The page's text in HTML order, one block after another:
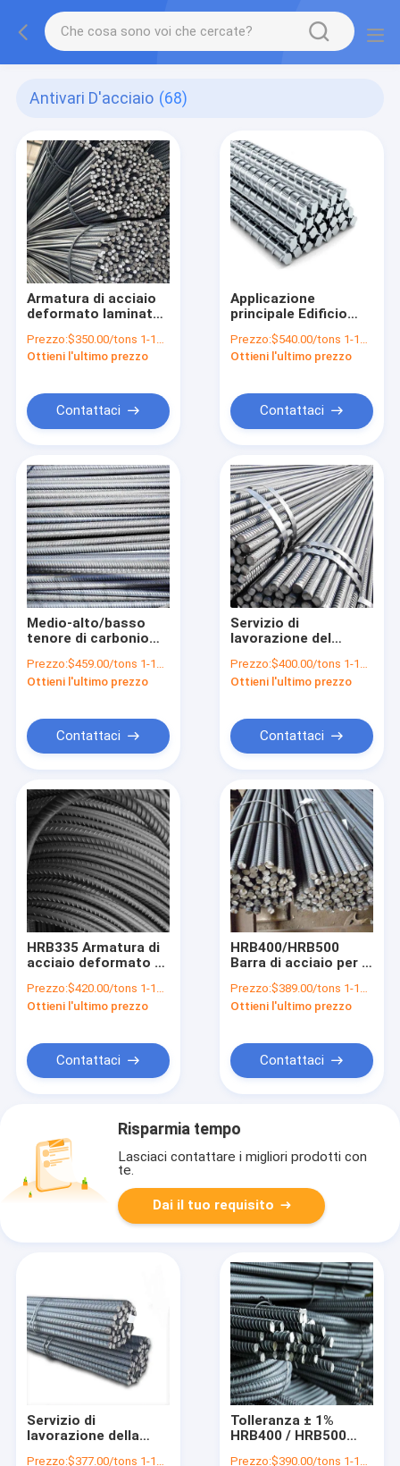
Antivari D'acciaio (68)
Armatura di acciaio
deformato laminato
DIN488 6m 9m 18m a
fini di rinforzo
Prezzo:$350.00/tons 1-19 tons
Ottieni l'ultimo prezzo
Contattaci
Applicazione
principale Edificio
Carbon Steel Rebar
BS449 B500b DIN488
Prezzo:$540.00/tons 1-19 tons
Ottieni l'ultimo prezzo
Contattaci
Medio-alto/basso
tenore di carbonio
HRB500 Rondo
rinforzo di legno di
infrastrutturali
Prezzo:$459.00/tons 1-19 tons
Ottieni l'ultimo prezzo
Contattaci
Servizio di
lavorazione del
di grado HRB500 per
piegatura e rinforzo
Prezzo:$400.00/tons 1-19 tons
Ottieni l'ultimo prezzo
Contattaci
HRB335 Armatura di
acciaio deformato a
carbonio per la
costruzione di ponti
Prezzo:$420.00/tons 1-19 tons
Ottieni l'ultimo prezzo
Contattaci
HRB400/HRB500
Barra di acciaio per la
rinforzato in
calcestruzzo ASTM
Prezzo:$389.00/tons 1-19 tons
Ottieni l'ultimo prezzo
Contattaci
Risparmia tempo
Lasciaci contattare i migliori prodotti con
te.
Dai il tuo requisito
Servizio di
lavorazione della
Prezzo:$377.00/tons 1-19 tons
Tolleranza ± 1%
HRB400 / HRB500
Prezzo:$390.00/tons 1-19 tons